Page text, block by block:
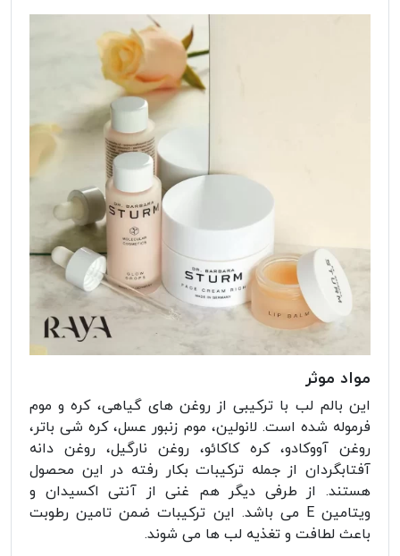
مواد موثر
این بالم لب با ترکیبی از روغن های گیاهی، کره و موم
فرموله شده است. لانولین، موم زنبور عسل، کره شی باتر،
روغن آووکادو، کره کاکائو، روغن نارگیل، روغن دانه
آفتابگردان از جمله ترکیبات بکار رفته در این محصول
هستند. از طرفی دیگر هم غنی از آنتی اکسیدان و
ویتامین E می باشد. این ترکیبات ضمن تامین رطوبت
باعث لطافت و تغذیه لب ها می شوند.